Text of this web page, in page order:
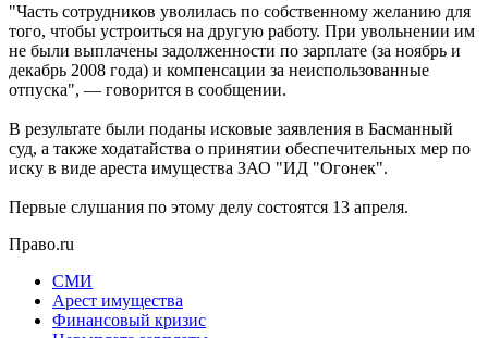
"Часть сотрудников уволилась по собственному желанию для
того, чтобы устроиться на другую работу. При увольнении им
не были выплачены задолженности по зарплате (за ноябрь и
декабрь 2008 года) и компенсации за неиспользованные
отпуска", — говорится в сообщении.
В результате были поданы исковые заявления в Басманный
суд, а также ходатайства о принятии обеспечительных мер по
иску в виде ареста имущества ЗАО "ИД "Огонек".
Первые слушания по этому делу состоятся 13 апреля.
Право.ru
СМИ
Арест имущества
Финансовый кризис